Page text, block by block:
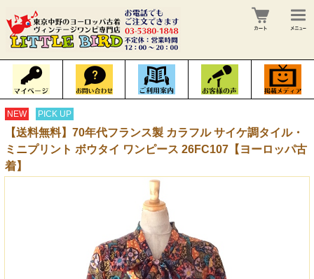
NEW PICK UP
【送料無料】70年代フランス製 カラフル サイケ調タイル・
ミニプリント ボウタイ ワンピース 26FC107【ヨーロッパ古
着】